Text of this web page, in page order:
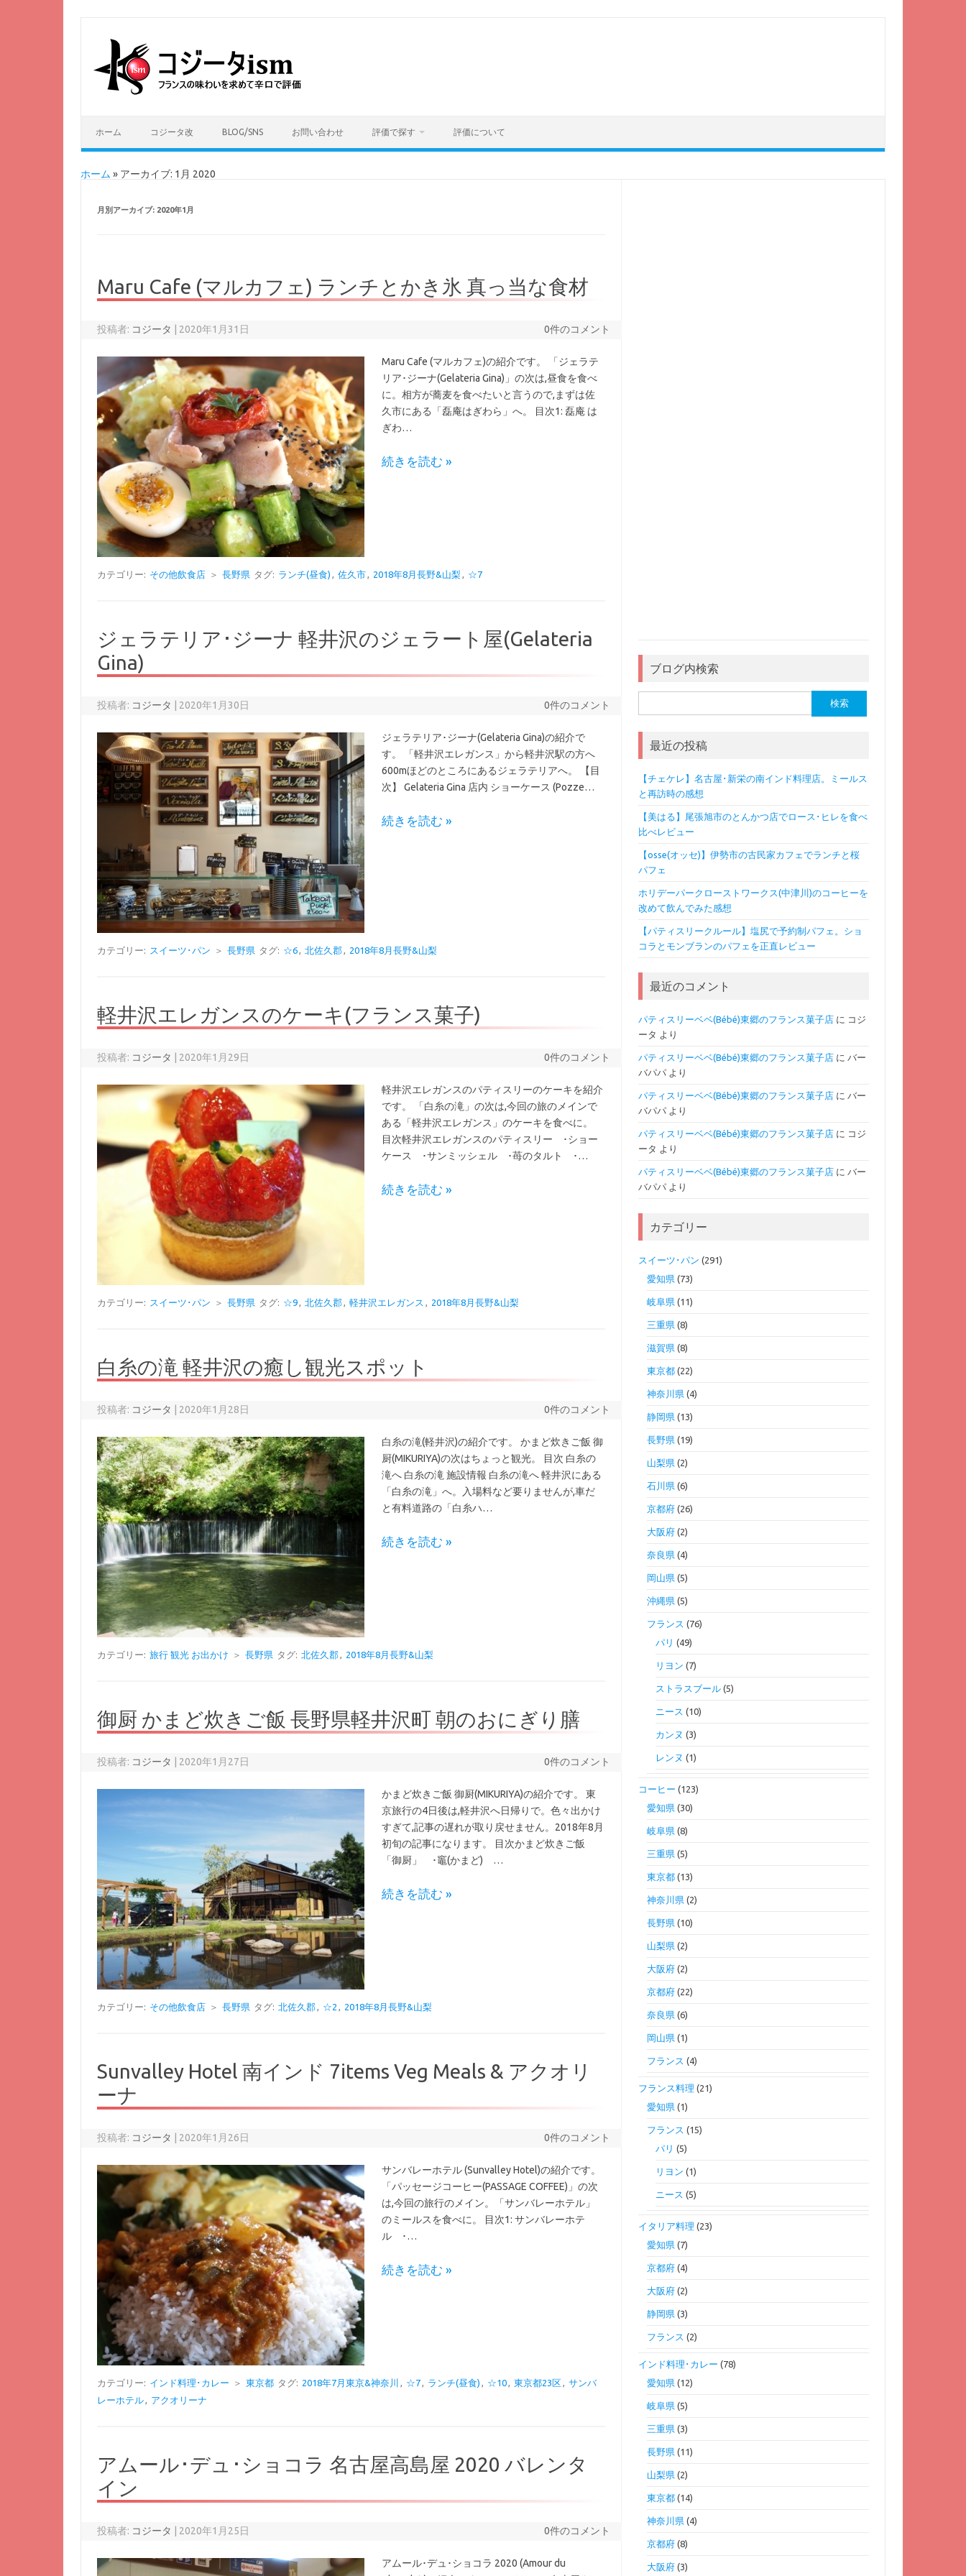
ホーム コジータ改 BLOG/SNS お問い合わせ 評価で探す 評価について
ホーム » アーカイブ: 1月 2020
月別アーカイブ: 2020年1月
Maru Cafe (マルカフェ) ランチとかき氷 真っ当な食材
投稿者: コジータ 2020年1月31日 0件のコメント
Maru Cafe (マルカフェ)の紹介です。 「ジェラテ
リア･ジーナ(Gelateria Gina)」の次は,昼食を食べ
に。相方が蕎麦を食べたいと言うので,まずは佐
久市にある「磊庵はぎわら」へ。 目次1: 磊庵 は
ぎわ…
続きを読む »
カテゴリー: その他飲食店 ＞ 長野県 タグ: ランチ(昼食) , 佐久市, 2018年8月長野&山梨, ☆7
ジェラテリア･ジーナ 軽井沢のジェラート屋(Gelateria
Gina)
投稿者: コジータ 2020年1月30日 0件のコメント
ジェラテリア･ジーナ(Gelateria Gina)の紹介で
す。 「軽井沢エレガンス」から軽井沢駅の方へ
600mほどのところにあるジェラテリアへ。 【目
次】 Gelateria Gina 店内 ショーケース (Pozze…
続きを読む »
カテゴリー: スイーツ･パン ＞ 長野県 タグ: ☆6, 北佐久郡, 2018年8月長野&山梨
軽井沢エレガンスのケーキ(フランス菓子)
投稿者: コジータ 2020年1月29日 0件のコメント
軽井沢エレガンスのパティスリーのケーキを紹介
です。 「白糸の滝」の次は,今回の旅のメインで
ある「軽井沢エレガンス」のケーキを食べに。
目次軽井沢エレガンスのパティスリー ･ショー
ケース ･サンミッシェル ･苺のタルト ･…
続きを読む »
カテゴリー: スイーツ･パン ＞ 長野県 タグ: ☆9, 北佐久郡, 軽井沢エレガンス , 2018年8月長野&山梨
白糸の滝 軽井沢の癒し観光スポット
投稿者: コジータ 2020年1月28日 0件のコメント
白糸の滝(軽井沢)の紹介です。 かまど炊きご飯 御
厨(MIKURIYA)の次はちょっと観光。 目次 白糸の
滝へ 白糸の滝 施設情報 白糸の滝へ 軽井沢にある
「白糸の滝」へ。入場料など要りませんが,車だ
と有料道路の「白糸ハ…
続きを読む »
カテゴリー: 旅行 観光 お出かけ ＞ 長野県 タグ: 北佐久郡, 2018年8月長野&山梨
御厨 かまど炊きご飯 長野県軽井沢町 朝のおにぎり膳
投稿者: コジータ 2020年1月27日 0件のコメント
かまど炊きご飯 御厨(MIKURIYA)の紹介です。 東
京旅行の4日後は,軽井沢へ日帰りで。色々出かけ
すぎて,記事の遅れが取り戻せません。2018年8月
初旬の記事になります。 目次かまど炊きご飯
「御厨」 ･竈(かまど) …
続きを読む »
カテゴリー: その他飲食店 ＞ 長野県 タグ: 北佐久郡, ☆2 , 2018年8月長野&山梨
Sunvalley Hotel 南インド 7items Veg Meals & アクオリ
ーナ
投稿者: コジータ 2020年1月26日 0件のコメント
サンバレーホテル (Sunvalley Hotel)の紹介です。
「パッセージコーヒー(PASSAGE COFFEE)」の次
は,今回の旅行のメイン。「サンバレーホテル」
のミールスを食べに。 目次1: サンバレーホテ
ル ･…
続きを読む »
カテゴリー: インド料理･カレー ＞ 東京都 タグ: 2018年7月東京&神奈川 , ☆7, ランチ(昼食) , ☆10, 東京都23区, サンバ
レーホテル, アクオリーナ
アムール･デュ･ショコラ 名古屋高島屋 2020 バレンタ
イン
投稿者: コジータ 2020年1月25日 0件のコメント
アムール･デュ･ショコラ 2020 (Amour du
ブログ内検索
索:
最近の投稿
【チェケレ】名古屋･新栄の南インド料理店。ミールス
と再訪時の感想
【美はる】尾張旭市のとんかつ店でロース･ヒレを食べ
比べレビュー
【osse(オッセ)】伊勢市の古民家カフェでランチと桜
パフェ
ホリデーパークローストワークス(中津川)のコーヒーを
改めて飲んでみた感想
【パティスリークルール】塩尻で予約制パフェ。ショ
コラとモンブランのパフェを正直レビュー
最近のコメント
パティスリーベベ(Bébé)東郷のフランス菓子店に コジ
ータ より
パティスリーベベ(Bébé)東郷のフランス菓子店に バー
バパパより
パティスリーベベ(Bébé)東郷のフランス菓子店に バー
バパパより
パティスリーベベ(Bébé)東郷のフランス菓子店に コジ
ータ より
パティスリーベベ(Bébé)東郷のフランス菓子店に バー
バパパより
カテゴリー
スイーツ･パン (291)
愛知県(73)
岐阜県(11)
三重県(8)
滋賀県(8)
東京都(22)
神奈川県(4)
静岡県(13)
長野県(19)
山梨県(2)
石川県(6)
京都府(26)
大阪府(2)
奈良県(4)
岡山県(5)
沖縄県(5)
フランス (76)
パリ (49)
リヨン (7)
ストラスブール(5)
ニース (10)
カンヌ (3)
レンヌ (1)
コーヒー (123)
愛知県(30)
岐阜県(8)
三重県(5)
東京都(13)
神奈川県(2)
長野県(10)
山梨県(2)
大阪府(2)
京都府(22)
奈良県(6)
岡山県(1)
フランス (4)
フランス料理 (21)
愛知県(1)
フランス (15)
パリ (5)
リヨン (1)
ニース (5)
イタリア料理 (23)
愛知県(7)
京都府(4)
大阪府(2)
静岡県(3)
フランス (2)
インド料理･カレー (78)
愛知県(12)
岐阜県(5)
三重県(3)
長野県(11)
山梨県(2)
東京都(14)
神奈川県(4)
京都府(8)
大阪府(3)